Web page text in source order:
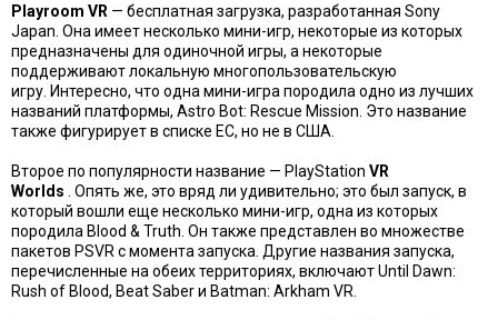
Playroom VR — бесплатная загрузка, разработанная Sony
Japan. Она имеет несколько мини-игр, некоторые из которых
предназначены для одиночной игры, а некоторые
поддерживают локальную многопользовательскую
игру. Интересно, что одна мини-игра породила одно из лучших
названий платформы, Astro Bot: Rescue Mission. Это название
также фигурирует в списке ЕС, но не в США.
Второе по популярности название — PlayStation VR
Worlds . Опять же, это вряд ли удивительно; это был запуск, в
который вошли еще несколько мини-игр, одна из которых
породила Blood & Truth. Он также представлен во множестве
пакетов PSVR с момента запуска. Другие названия запуска,
перечисленные на обеих территориях, включают Until Dawn:
Rush of Blood, Beat Saber и Batman: Arkham VR.